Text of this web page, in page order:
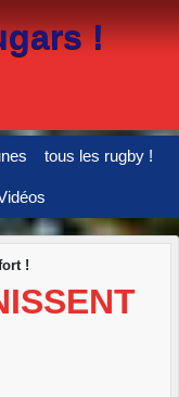
!
tous les rugby !
!